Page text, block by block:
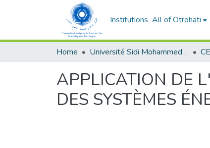
Institutions All of Otrohati
Home Université Sidi Mohammed Ben Abdellah - Fès
APPLICATION DE
DES SYSTÈMES